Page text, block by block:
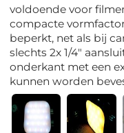
voldoende voor
compacte
beperkt, net als bij
slechts 2x 1/4"
onderkant met een
kunnen worden